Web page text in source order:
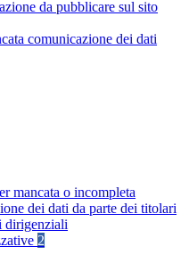
da pubblicare sul sito
comunicazione dei dati
mancata o incompleta
dei dati da parte dei titolari
dirigenziali
2